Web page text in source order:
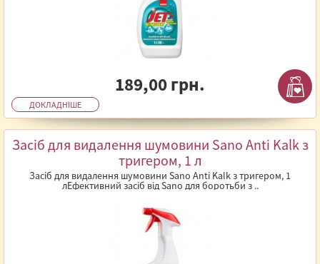
189,00 грн.
ДОКЛАДНІШЕ
Засіб для видалення шумовини Sano Anti Kalk з
тригером, 1 л
Засіб для видалення шумовини Sano Anti Kalk з тригером, 1
лЕфективний засіб від Sano для боротьби з ..